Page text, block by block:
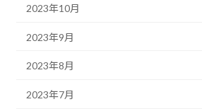
2023年10月
2023年9月
2023年8月
2023年7月